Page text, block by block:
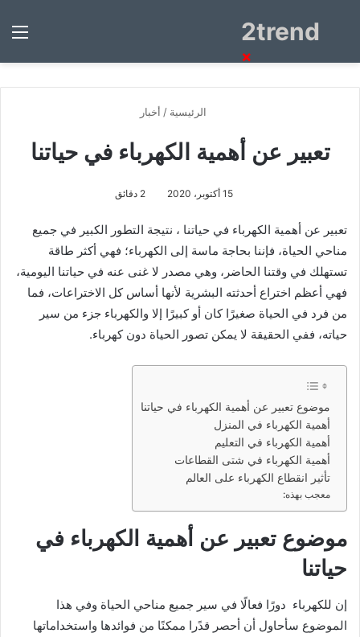
2trendبحث
الرئيسية / أخبار
تعبير عن أهمية الكهرباء في حياتنا
15 أكتوبر، 2020
تعبير عن أهمية الكهرباء في حياتنا ، نتيجة التطور الكبير في جميع
مناحي الحياة، فإننا بحاجة ماسة إلى الكهرباء؛ فهي أكثر طاقة
تستهلك في وقتنا الحاضر، وهي مصدر لا غنى عنه في حياتنا اليومية،
فهي أعظم اختراع أحدثته البشرية لأنها أساس كل الاختراعات، فما
من فرد في الحياة صغيرًا كان أو كبيرًا إلا والكهرباء جزء من سير
حياته، ففي الحقيقة لا يمكن تصور الحياة دون كهرباء.
موضوع تعبير عن أهمية الكهرباء في حياتنا
أهمية الكهرباء في المنزل
أهمية الكهرباء في التعليم
أهمية الكهرباء في شتى القطاعات
تأثير انقطاع الكهرباء على العالم
معجب بهذه:
موضوع تعبير عن أهمية الكهرباء في
حياتنا
إن للكهرباء دورًا فعالًا في سير جميع مناحي الحياة وفي هذا
الموضوع سأحاول أن أحصر قدًرا ممكنًا من فوائدها واستخداماتها
×